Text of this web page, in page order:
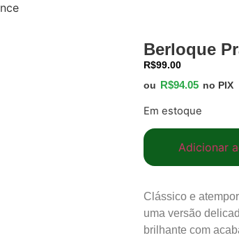
Berloque
R$99.00
ou R$94.05 no PIX
Em estoque
Adicionar
Clássico e
uma versão
brilhante com